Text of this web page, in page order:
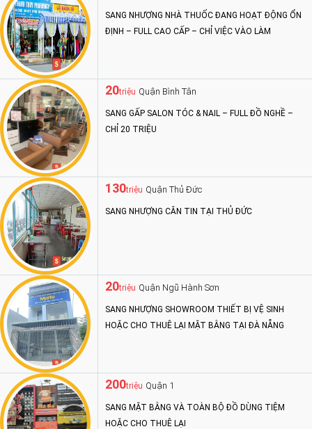
SANG NHƯỢNG NHÀ THUỐC ĐANG HOẠT ĐỘNG ỔN
ĐỊNH – FULL CAO CẤP – CHỈ VIỆC VÀO LÀM
20triệu Quận Bình Tân
SANG GẤP SALON TÓC & NAIL – FULL ĐỒ NGHỀ –
CHỈ 20 TRIỆU
130triệu Quận Thủ Đức
SANG NHƯỢNG CĂN TIN TẠI THỦ ĐỨC
20triệu Quận Ngũ Hành Sơn
SANG NHƯỢNG SHOWROOM THIẾT BỊ VỆ SINH
HOẶC CHO THUÊ LẠI MẶT BẰNG TẠI ĐÀ NẴNG
200triệu Quận 1
SANG MẶT BẰNG VÀ TOÀN BỘ ĐỒ DÙNG TIỆM
HOẶC CHO THUÊ LẠI